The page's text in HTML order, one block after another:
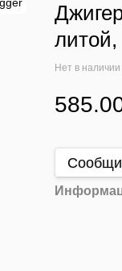
Нет в наличии